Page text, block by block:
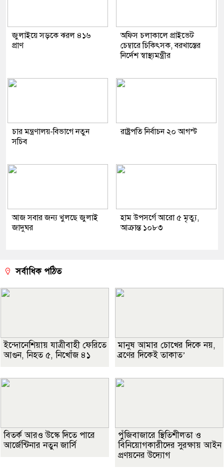
জুলাইয়ে সড়কে ঝরল ৪১৬
প্রাণ
অফিস চলাকালে প্রাইভেট
চেম্বারে চিকিৎসক, বরখাস্তের
নির্দেশ স্বাস্থ্যমন্ত্রীর
চার মন্ত্রণালয়-বিভাগে নতুন
সচিব
রাষ্ট্রপতি নির্বাচন ২০ আগস্ট
আজ সবার জন্য খুলছে জুলাই
জাদুঘর
হাম উপসর্গে আরো ৫ মৃত্যু,
আক্রান্ত ১০৮৩
সর্বাধিক পঠিত
ইন্দোনেশিয়ায় যাত্রীবাহী ফেরিতে
আগুন, নিহত ৫, নিখোঁজ ৪১
মানুষ আমার চোখের দিকে নয়,
ব্রণের দিকেই তাকাত’
বিতর্ক আরও উস্কে দিতে পারে
আর্জেন্টিনার নতুন জার্সি
পুঁজিবাজারে স্থিতিশীলতা ও
বিনিয়োগকারীদের সুরক্ষায় আইন
প্রণয়নের উদ্যোগ